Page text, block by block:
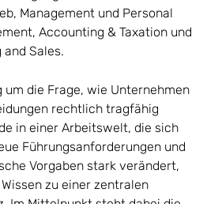
Management und Personal
Accounting & Taxation und
Sales.
um die Frage, wie Unternehmen
rechtlich tragfähig
in einer Arbeitswelt, die sich
Führungsanforderungen und
Vorgaben stark verändert,
zu einer zentralen